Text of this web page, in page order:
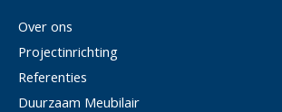
Over ons
Projectinrichting
Referenties
Duurzaam Meubilair